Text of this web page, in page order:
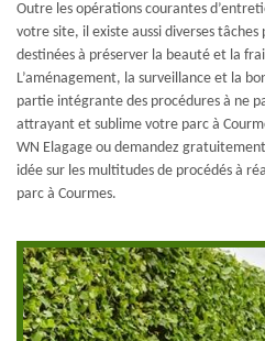
Outre les opérations courantes
votre site, il existe aussi diverses tâches
destinées à préserver la beauté et la
L’aménagement, la surveillance et la
partie intégrante des procédures à ne
attrayant et sublime votre parc à
WN Elagage ou demandez
idée sur les multitudes de procédés à
parc à Courmes.